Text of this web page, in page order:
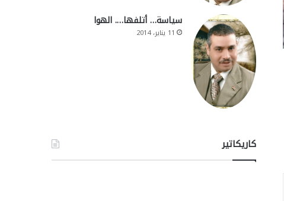
سياسة… أتلفها…. الهوا
11 يناير، 2014
كاريكاتير